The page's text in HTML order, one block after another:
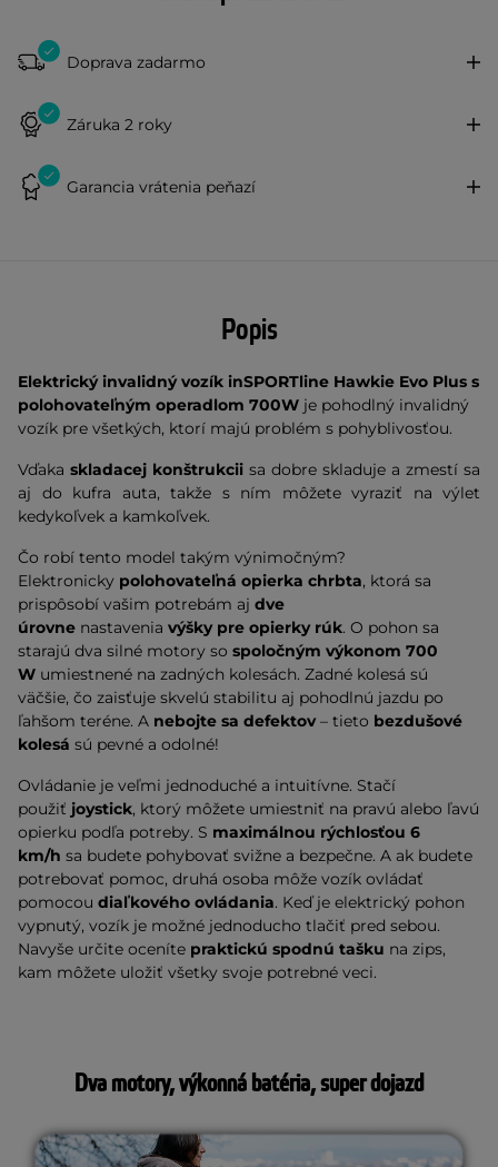
Doprava zadarmo
Záruka 2 roky
Garancia vrátenia peňazí
Popis
Elektrický invalidný vozík inSPORTline Hawkie Evo Plus s
polohovateľným operadlom 700W je pohodlný invalidný
vozík pre všetkých, ktorí majú problém s pohyblivosťou.
Vďaka skladacej konštrukcii sa dobre skladuje a zmestí sa
aj do kufra auta, takže s ním môžete vyraziť na výlet
kedykoľvek a kamkoľvek.
Čo robí tento model takým výnimočným?
Elektronicky polohovateľná opierka chrbta, ktorá sa
prispôsobí vašim potrebám aj dve
úrovne nastavenia výšky pre opierky rúk. O pohon sa
starajú dva silné motory so spoločným výkonom 700
W umiestnené na zadných kolesách. Zadné kolesá sú
väčšie, čo zaisťuje skvelú stabilitu aj pohodlnú jazdu po
ľahšom teréne. A nebojte sa defektov– tieto bezdušové
kolesá sú pevné a odolné!
Ovládanie je veľmi jednoduché a intuitívne. Stačí
použiť joystick, ktorý môžete umiestniť na pravú alebo ľavú
opierku podľa potreby. S maximálnou rýchlosťou 6
km/h sa budete pohybovať svižne a bezpečne. A ak budete
potrebovať pomoc, druhá osoba môže vozík ovládať
pomocou diaľkového ovládania. Keď je elektrický pohon
vypnutý, vozík je možné jednoducho tlačiť pred sebou.
Navyše určite oceníte praktickú spodnú tašku na zips,
kam môžete uložiť všetky svoje potrebné veci.
Dva motory, výkonná batéria, super dojazd